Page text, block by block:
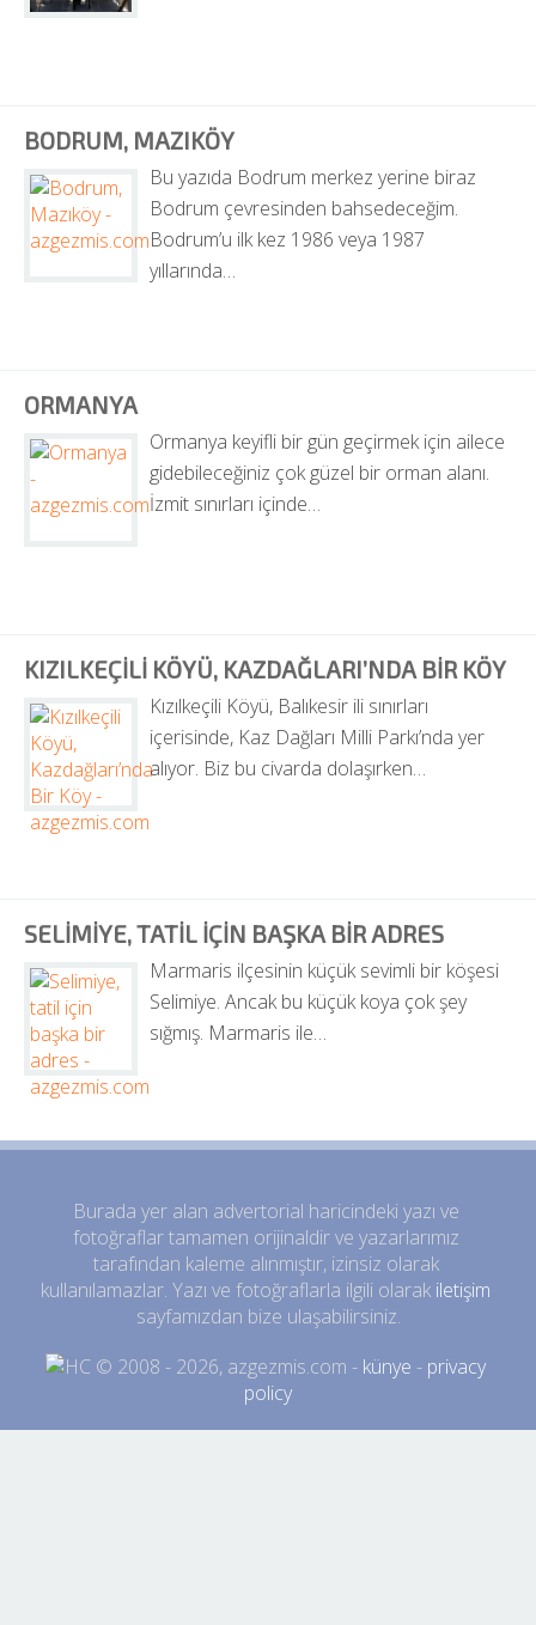
BODRUM, MAZIKÖY
Bu yazıda Bodrum merkez yerine biraz
Bodrum çevresinden bahsedeceğim.
Bodrum’u ilk kez 1986 veya 1987
yıllarında…
ORMANYA
Ormanya keyifli bir gün geçirmek için ailece
gidebileceğiniz çok güzel bir orman alanı.
İzmit sınırları içinde…
KIZILKEÇILI KÖYÜ, KAZDAĞLARI’NDA BIR KÖY
Kızılkeçili Köyü, Balıkesir ili sınırları
içerisinde, Kaz Dağları Milli Parkı’nda yer
alıyor. Biz bu civarda dolaşırken…
SELIMIYE, TATIL IÇIN BAŞKA BIR ADRES
Marmaris ilçesinin küçük sevimli bir köşesi
Selimiye. Ancak bu küçük koya çok şey
sığmış. Marmaris ile…
Burada yer alan advertorial haricindeki yazı ve
fotoğraflar tamamen orijinaldir ve yazarlarımız
tarafından kaleme alınmıştır, izinsiz olarak
kullanılamazlar. Yazı ve fotoğraflarla ilgili olarak iletişim
sayfamızdan bize ulaşabilirsiniz.
© 2008 - 2026, azgezmis.com - künye - privacy
policy